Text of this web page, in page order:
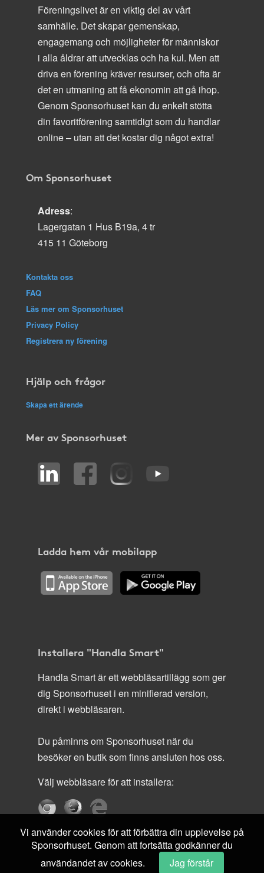
Föreningslivet är en viktig del av vårt
samhälle. Det skapar gemenskap,
engagemang och möjligheter för människor
i alla åldrar att utvecklas och ha kul. Men att
driva en förening kräver resurser, och ofta är
det en utmaning att få ekonomin att gå ihop.
Genom Sponsorhuset kan du enkelt stötta
din favoritförening samtidigt som du handlar
online – utan att det kostar dig något extra!
Om Sponsorhuset
Adress:
Lagergatan 1 Hus B19a, 4 tr
415 11 Göteborg
Kontakta oss
FAQ
Läs mer om Sponsorhuset
Privacy Policy
Registrera ny förening
Hjälp och frågor
Skapa ett ärende
Mer av Sponsorhuset
Ladda hem vår mobilapp
Installera "Handla Smart"
Handla Smart är ett webbläsartillägg som ger
dig Sponsorhuset i en minifierad version,
direkt i webbläsaren.
Du påminns om Sponsorhuset när du
besöker en butik som finns ansluten hos oss.
Välj webbläsare för att installera:
Vi använder cookies för att förbättra din upplevelse på
Sponsorhuset. Genom att fortsätta godkänner du
användandet av cookies.
Jag förstår